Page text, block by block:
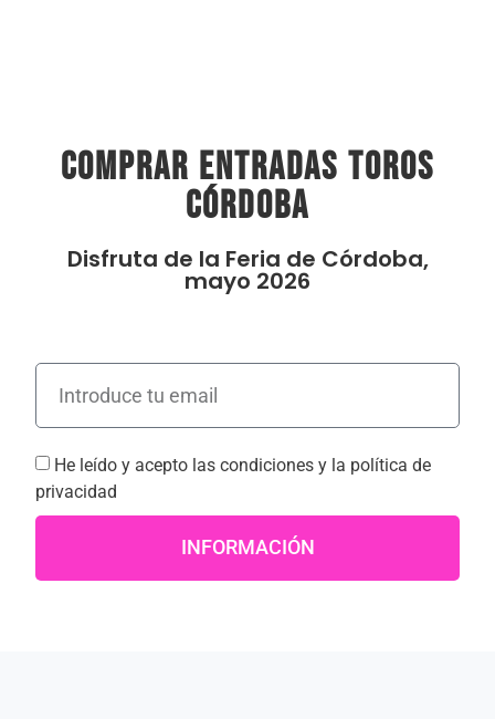
comprar entradas toros
Córdoba
Disfruta de la Feria de Córdoba,
mayo 2026
He leído y acepto las condiciones y la política de
privacidad
INFORMACIÓN